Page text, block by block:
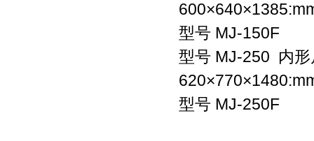
型号 MJ-150F
型号 MJ-250 内
型号 MJ-250F